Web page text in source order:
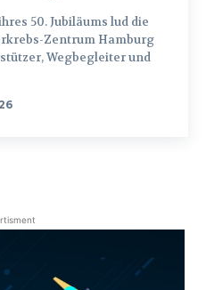
Zentrum Hamburg
Wegbegleiter und